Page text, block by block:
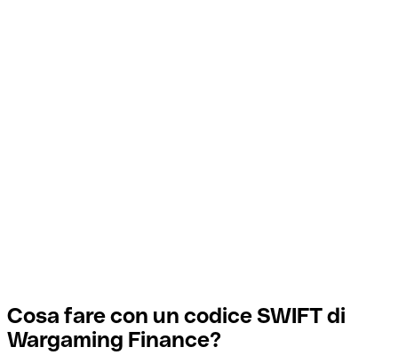
Cosa fare con un codice SWIFT di
Wargaming Finance?